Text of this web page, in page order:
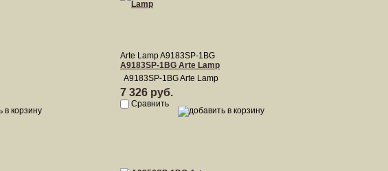
Arte Lamp A9183SP-1BG
A9183SP-1BG Arte Lamp
A9183SP-1BG Arte Lamp
7 326 руб.
Сравнить